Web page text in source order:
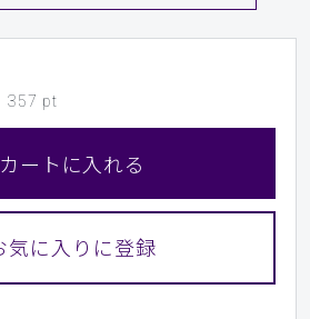
357 pt
カートに入れる